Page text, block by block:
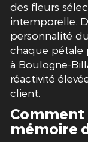
des fleurs
intemporelle.
personnalité
chaque pétale
à Boulogne-
réactivité
client.
Comment
mémoire